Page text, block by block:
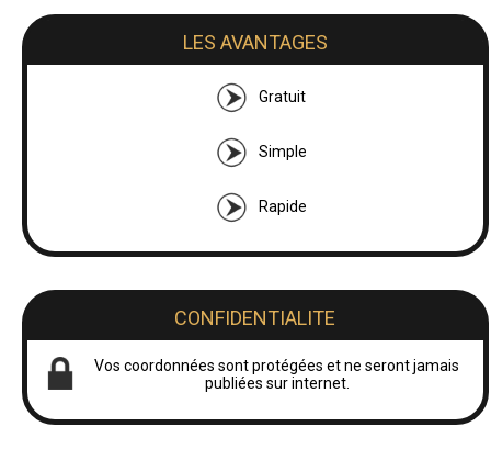
LES AVANTAGES
Gratuit
Simple
Rapide
CONFIDENTIALITE
Vos coordonnées sont protégées et ne seront jamais
publiées sur internet.